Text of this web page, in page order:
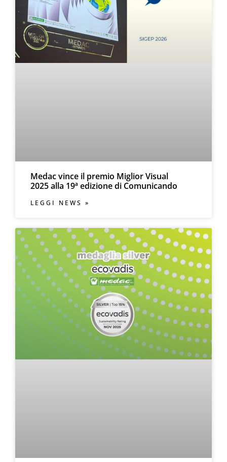
Medac vince il premio Miglior Visual
2025 alla 19ª edizione di Comunicando
LEGGI NEWS »